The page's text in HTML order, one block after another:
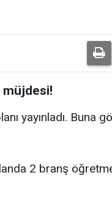
müjdesi!
yayınladı. Buna
2 branş